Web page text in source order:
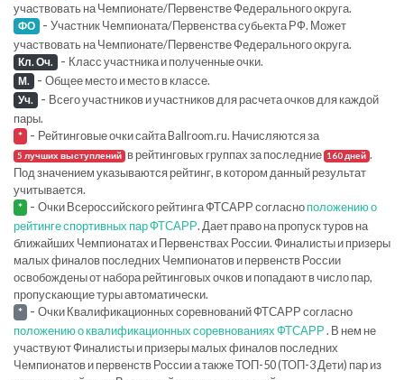
участвовать на Чемпионате/Первенстве Федерального округа.
ФО - Участник Чемпионата/Первенства субьекта РФ. Может
участвовать на Чемпионате/Первенстве Федерального округа.
Кл. Оч. - Класс участника и полученные очки.
М. - Общее место и место в классе.
Уч. - Всего участников и участников для расчета очков для каждой
пары.
* - Рейтинговые очки сайта Ballroom.ru. Начисляются за
5 лучших выступлений в рейтинговых группах за последние 160 дней .
Под значением указываются рейтинг, в котором данный результат
учитывается.
* - Очки Всероссийского рейтинга ФТСАРР согласноположению о
рейтинге спортивных пар ФТСАРР. Дает право на пропуск туров на
ближайших Чемпионатах и Первенствах России. Финалисты и призеры
малых финалов последних Чемпионатов и первенств России
освобождены от набора рейтинговых очков и попадают в число пар,
пропускающие туры автоматически.
* - Очки Квалификационных соревнований ФТСАРР согласно
положению о квалификационных соревнованиях ФТСАРР. В нем не
участвуют Финалисты и призеры малых финалов последних
Чемпионатов и первенств России а также ТОП-50 (ТОП-3 Дети) пар из